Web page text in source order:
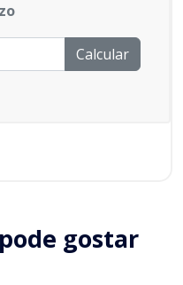
Calcular
gostar